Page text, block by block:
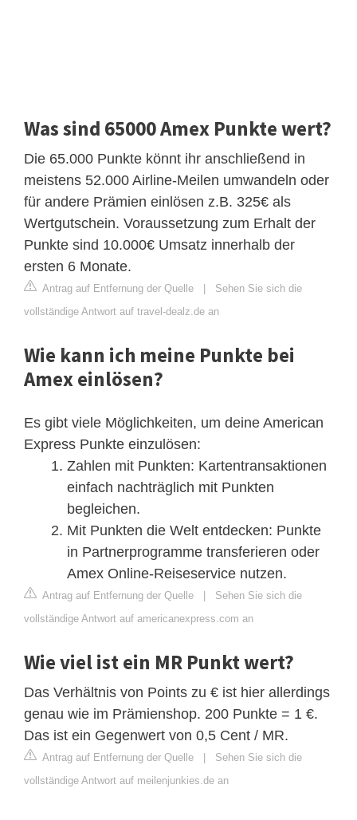
Was sind 65000 Amex Punkte wert?
Die 65.000 Punkte könnt ihr anschließend in
meistens 52.000 Airline-Meilen umwandeln oder
für andere Prämien einlösen z.B. 325€ als
Wertgutschein. Voraussetzung zum Erhalt der
Punkte sind 10.000€ Umsatz innerhalb der
ersten 6 Monate.
Antrag auf Entfernung der Quelle | Sehen Sie sich die
vollständige Antwort auf travel-dealz.de an
Wie kann ich meine Punkte bei
Amex einlösen?
Es gibt viele Möglichkeiten, um deine American
Express Punkte einzulösen:
Zahlen mit Punkten: Kartentransaktionen
einfach nachträglich mit Punkten
begleichen.
Mit Punkten die Welt entdecken: Punkte
in Partnerprogramme transferieren oder
Amex Online-Reiseservice nutzen.
Antrag auf Entfernung der Quelle | Sehen Sie sich die
vollständige Antwort auf americanexpress.com an
Wie viel ist ein MR Punkt wert?
Das Verhältnis von Points zu € ist hier allerdings
genau wie im Prämienshop. 200 Punkte = 1 €.
Das ist ein Gegenwert von 0,5 Cent / MR.
Antrag auf Entfernung der Quelle | Sehen Sie sich die
vollständige Antwort auf meilenjunkies.de an